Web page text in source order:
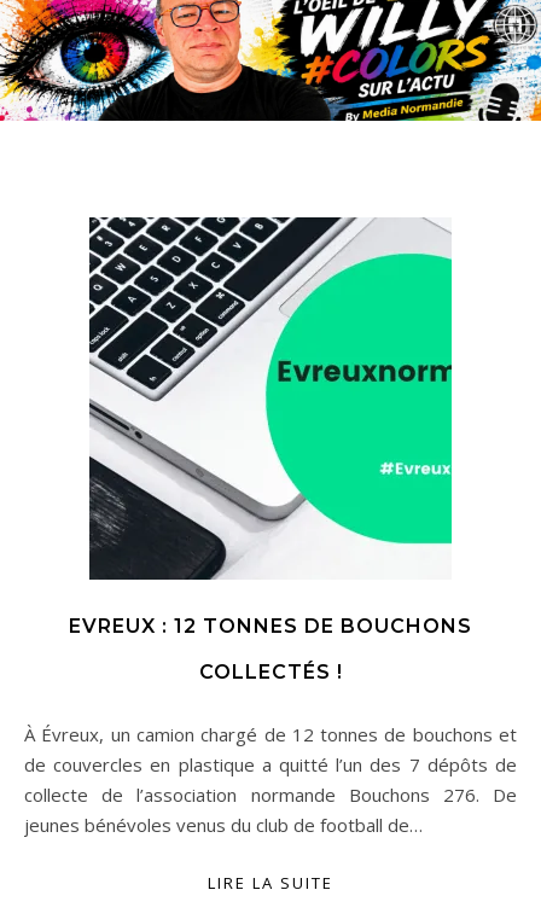
EVREUX : 12 TONNES DE BOUCHONS
COLLECTÉS !
À Évreux, un camion chargé de 12 tonnes de bouchons et
de couvercles en plastique a quitté l’un des 7 dépôts de
collecte de l’association normande Bouchons 276. De
jeunes bénévoles venus du club de football de…
LIRE LA SUITE